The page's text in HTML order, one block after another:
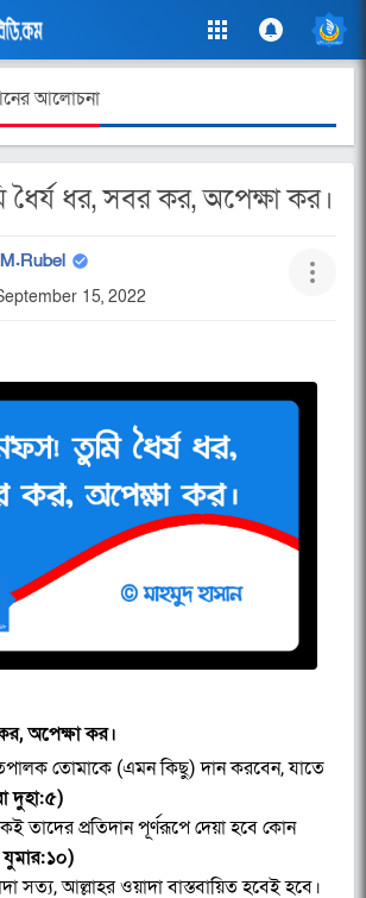
আলোচনা
ধর, সবর কর, অপেক্ষা কর।
M.Rubel
15, 2022
অপেক্ষা কর।
তোমাকে (এমন কিছু) দান করবেন, যাতে
দুহা:৫)
তাদের প্রতিদান পূর্ণরূপে দেয়া হবে কোন
যুমার:১০)
সত্য, আল্লাহর ওয়াদা বাস্তবায়িত হবেই হবে।